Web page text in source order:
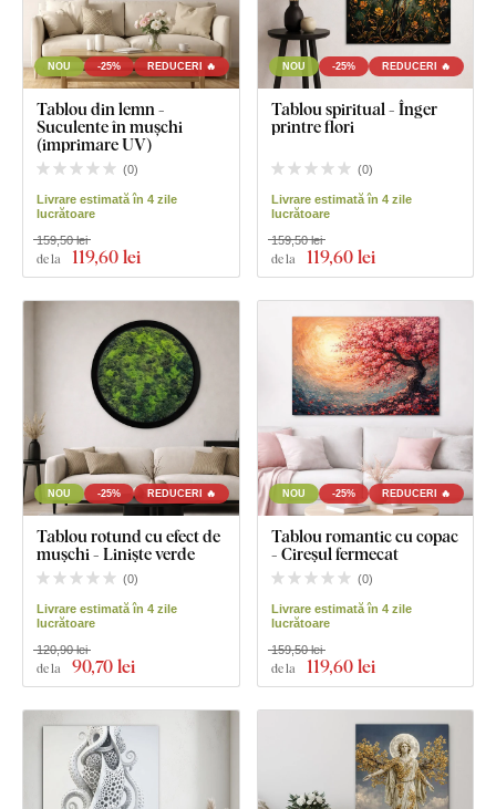
NOU -25% REDUCERI 🔥
Tablou din lemn -
Suculente în mușchi
(imprimare UV)
(0)
Livrare estimată în 4 zile
lucrătoare
de la 119,60 lei
159,50 lei
NOU -25% REDUCERI 🔥
Tablou spiritual - Înger
printre flori
(0)
Livrare estimată în 4 zile
lucrătoare
de la 119,60 lei
159,50 lei
NOU -25% REDUCERI 🔥
Tablou rotund cu efect de
mușchi - Liniște verde
(0)
Livrare estimată în 4 zile
lucrătoare
de la 90,70 lei
120,90 lei
NOU -25% REDUCERI 🔥
Tablou romantic cu copac
- Cireșul fermecat
(0)
Livrare estimată în 4 zile
lucrătoare
de la 119,60 lei
159,50 lei